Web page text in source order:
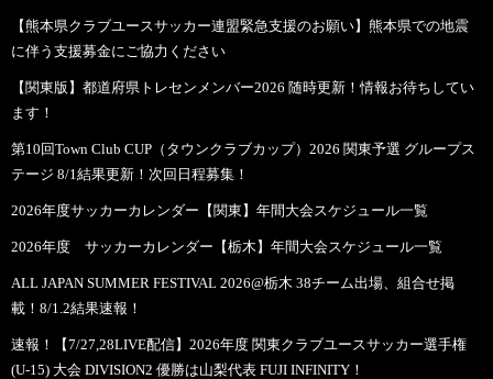
【熊本県クラブユースサッカー連盟緊急支援のお願い】熊本県での地震
に伴う支援募金にご協力ください
【関東版】都道府県トレセンメンバー2026 随時更新！情報お待ちしてい
ます！
第10回Town Club CUP（タウンクラブカップ）2026 関東予選 グループス
テージ 8/1結果更新！次回日程募集！
2026年度サッカーカレンダー【関東】年間大会スケジュール一覧
2026年度 サッカーカレンダー【栃木】年間大会スケジュール一覧
ALL JAPAN SUMMER FESTIVAL 2026@栃木 38チーム出場、組合せ掲
載！8/1.2結果速報！
速報！【7/27,28LIVE配信】2026年度 関東クラブユースサッカー選手権
(U-15) 大会 DIVISION2 優勝は山梨代表 FUJI INFINITY！